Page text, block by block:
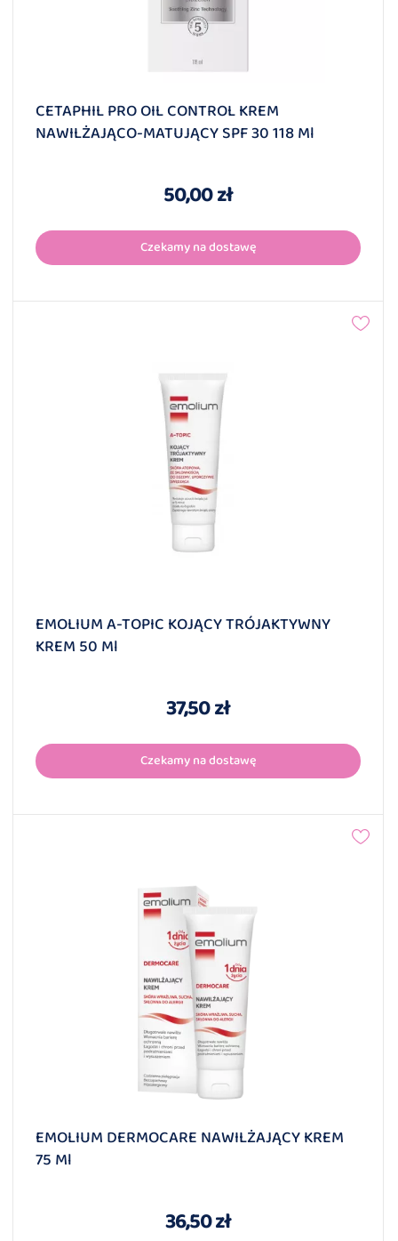
CETAPHIL PRO OIL CONTROL KREM
NAWILŻAJĄCO-MATUJĄCY SPF 30 118 Ml
50,00 zł
Czekamy na dostawę
EMOLIUM A-TOPIC KOJĄCY TRÓJAKTYWNY
KREM 50 Ml
37,50 zł
Czekamy na dostawę
EMOLIUM DERMOCARE NAWILŻAJĄCY KREM
75 Ml
36,50 zł